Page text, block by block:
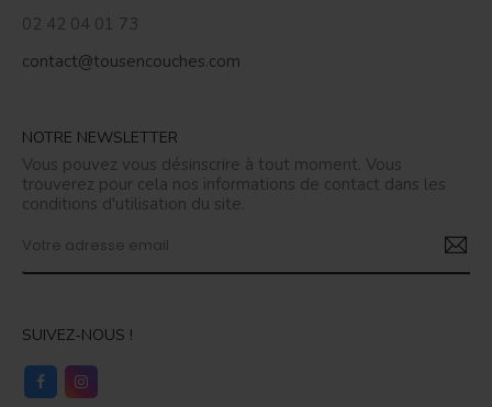
02 42 04 01 73
contact@tousencouches.com
NOTRE NEWSLETTER
Vous pouvez vous désinscrire à tout moment. Vous
trouverez pour cela nos informations de contact dans les
conditions d'utilisation du site.
SUIVEZ-NOUS !